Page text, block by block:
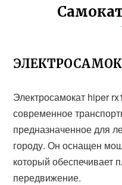
Электросамокат hiper
современное
предназначенное для
городу. Он оснащен
который обеспечивает
передвижение.